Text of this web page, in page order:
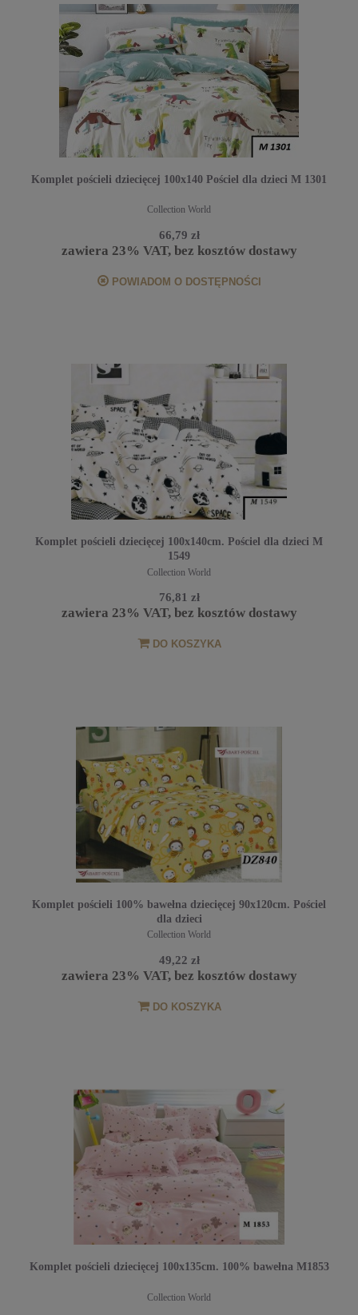
Komplet pościeli dziecięcej 100x140 Pościel dla dzieci M 1301
Collection World
66,79 zł
zawiera 23% VAT, bez kosztów dostawy
POWIADOM O DOSTĘPNOŚCI
Komplet pościeli dziecięcej 100x140cm. Pościel dla dzieci M
1549
Collection World
76,81 zł
zawiera 23% VAT, bez kosztów dostawy
DO KOSZYKA
Komplet pościeli 100% bawełna dziecięcej 90x120cm. Pościel
dla dzieci
Collection World
49,22 zł
zawiera 23% VAT, bez kosztów dostawy
DO KOSZYKA
Komplet pościeli dziecięcej 100x135cm. 100% bawełna M1853
Collection World